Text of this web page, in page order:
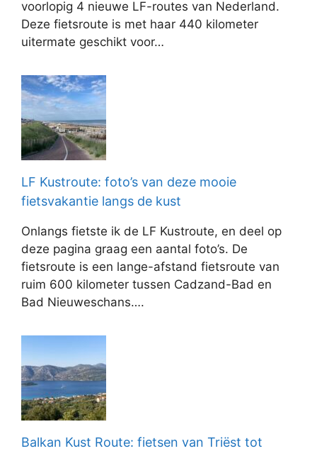
voorlopig 4 nieuwe LF-routes van Nederland.
Deze fietsroute is met haar 440 kilometer
uitermate geschikt voor…
LF Kustroute: foto’s van deze mooie
fietsvakantie langs de kust
Onlangs fietste ik de LF Kustroute, en deel op
deze pagina graag een aantal foto’s. De
fietsroute is een lange-afstand fietsroute van
ruim 600 kilometer tussen Cadzand-Bad en
Bad Nieuweschans….
Balkan Kust Route: fietsen van Triëst tot